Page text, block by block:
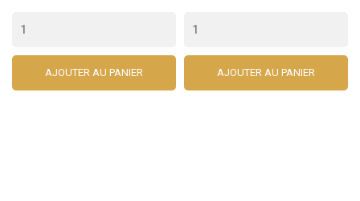
AJOUTER AU PANIER AJOUTER AU PANIER